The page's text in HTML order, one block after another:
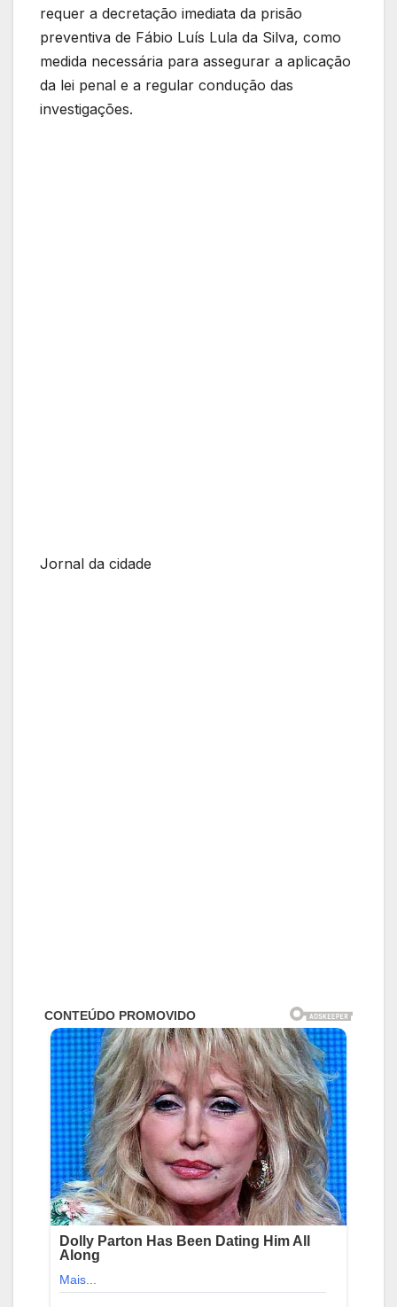
requer a decretação imediata da prisão
preventiva de Fábio Luís Lula da Silva, como
medida necessária para assegurar a aplicação
da lei penal e a regular condução das
investigações.
Jornal da cidade